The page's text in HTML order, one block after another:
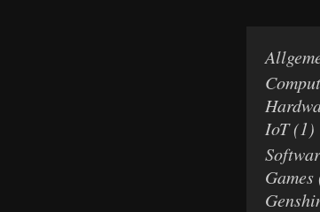
IoT(1)
Games